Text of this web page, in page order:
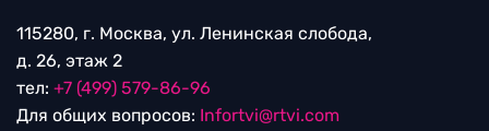
115280, г. Москва, ул. Ленинская слобода,
д. 26, этаж 2
тел: +7 (499) 579-86-96
Для общих вопросов: Infortvi@rtvi.com